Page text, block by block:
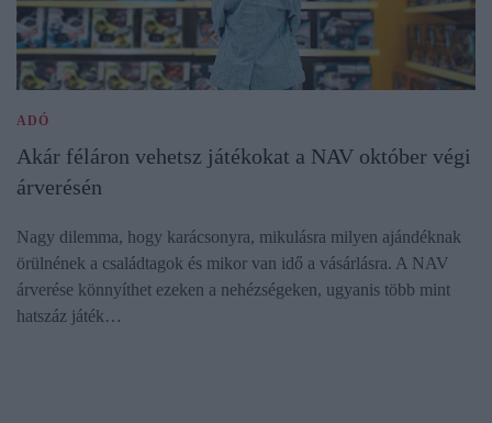
ADÓ
Akár féláron vehetsz játékokat a NAV október végi
árverésén
Nagy dilemma, hogy karácsonyra, mikulásra milyen ajándéknak
örülnének a családtagok és mikor van idő a vásárlásra. A NAV
árverése könnyíthet ezeken a nehézségeken, ugyanis több mint
hatszáz játék…